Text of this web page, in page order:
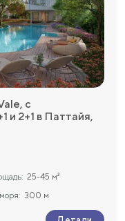
с
и 2+1 в Паттайя,
25-45 м²
300 м